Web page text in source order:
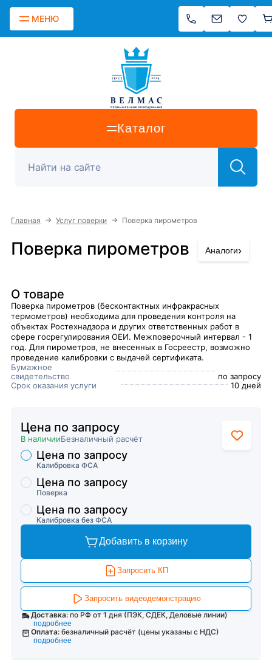
МЕНЮ
Каталог
Главная → Услуг поверки → Поверка пирометров
Поверка пирометров Аналоги›
О товаре
Поверка пирометров (бесконтактных инфракрасных
термометров) необходима для проведения контроля на
объектах Ростехнадзора и других ответственных работ в
сфере госрегулирования ОЕИ. Межповерочный интервал - 1
год. Для пирометров, не внесенных в Госреестр, возможно
проведение калибровки с выдачей сертификата.
Бумажное
свидетельство
по запросу
Срок оказания услуги
10 дней
Цена по запросу
В наличииБезналичный расчёт
Торговые предложения
Калибровка ФСА
Цена по запросу
Поверка
Цена по запросу
Калибровка без ФСА
Цена по запросу
Добавить в корзину
Запросить КП
Запросить видеодемонстрацию
Доставка: по РФ от 1 дня (ПЭК, СДЕК, Деловые линии)
подробнее
Оплата: безналичный расчёт (цены указаны с НДС)
подробнее